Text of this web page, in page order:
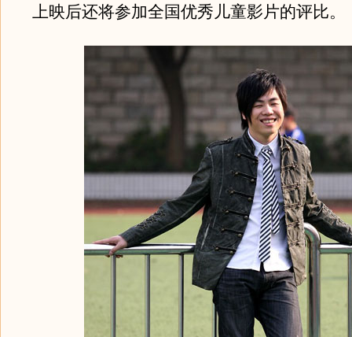
上映后还将参加全国优秀儿童影片的评比。